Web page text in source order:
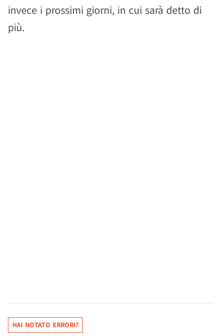
invece i prossimi giorni, in cui sarà detto di
più.
HAI NOTATO ERRORI?